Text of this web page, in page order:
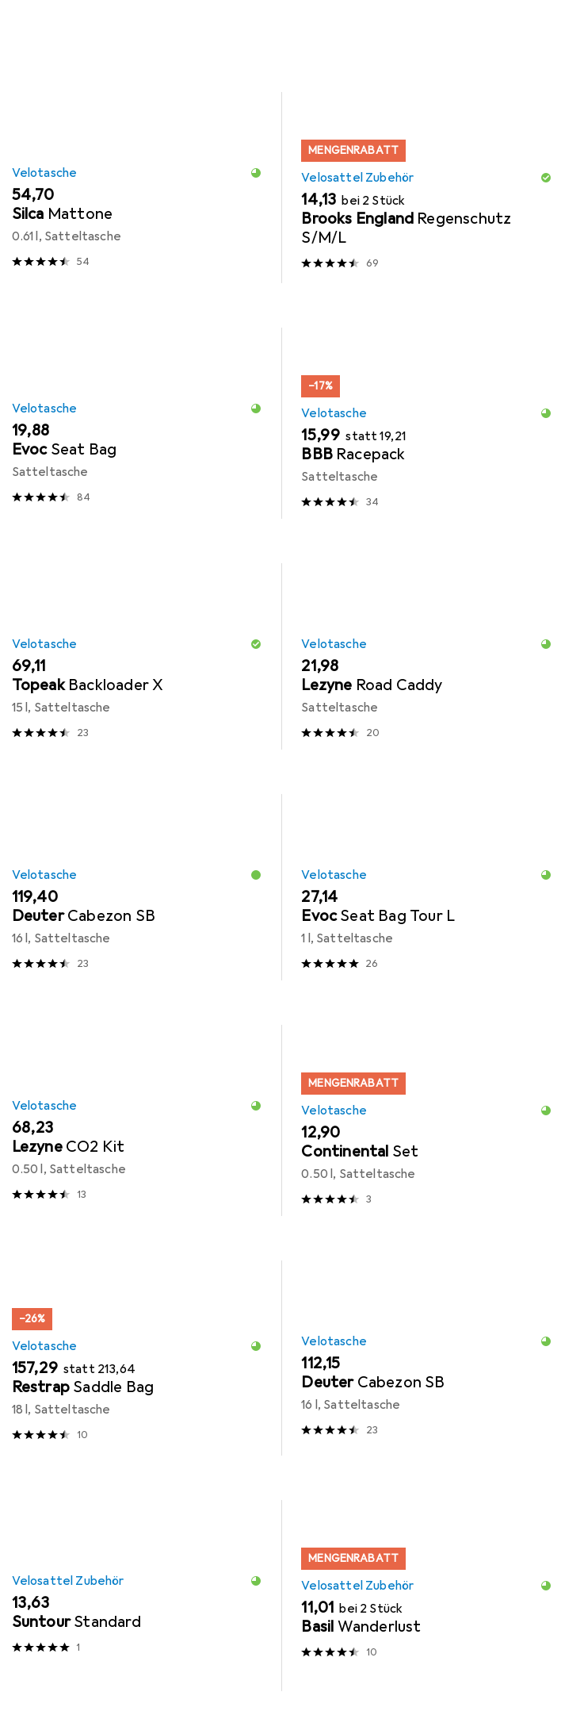
Velotasche
EUR
54,70
Silca Mattone
0.61 l, Satteltasche
54
MENGENRABATT
Velosattel Zubehör
EUR
14,13 bei 2 Stück
Brooks England Regenschutz
S/M/L
69
Velotasche
EUR
19,88
Evoc Seat Bag
Satteltasche
84
−17%
Velotasche
EUR
15,99 stattEUR
19,21
BBB Racepack
Satteltasche
34
Velotasche
EUR
69,11
Topeak Backloader X
15 l, Satteltasche
23
Velotasche
EUR
21,98
Lezyne Road Caddy
Satteltasche
20
Velotasche
EUR
119,40
Deuter Cabezon SB
16 l, Satteltasche
23
Velotasche
EUR
27,14
EvocSeat Bag Tour L
1 l, Satteltasche
26
Velotasche
EUR
68,23
Lezyne CO2 Kit
0.50 l, Satteltasche
13
MENGENRABATT
Velotasche
EUR
12,90
Continental Set
0.50 l, Satteltasche
3
−26%
Velotasche
EUR
157,29 statt EUR
213,64
Restrap Saddle Bag
18 l, Satteltasche
10
Velotasche
EUR
112,15
Deuter Cabezon SB
16 l, Satteltasche
23
Velosattel Zubehör
EUR
13,63
SuntourStandard
1
MENGENRABATT
Velosattel Zubehör
EUR
11,01 bei 2 Stück
Basil Wanderlust
10